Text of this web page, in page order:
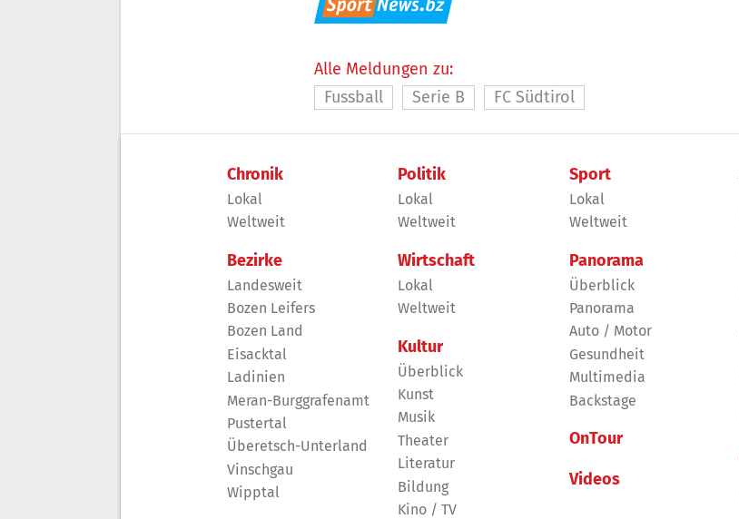
Alle Meldungen zu:
Fussball
Serie B FC Südtirol
Chronik
Lokal
Weltweit
Bezirke
Landesweit
Bozen Leifers
Bozen Land
Eisacktal
Ladinien
Meran-Burggrafenamt
Pustertal
Überetsch-Unterland
Vinschgau
Wipptal
Politik
Lokal
Weltweit
Wirtschaft
Lokal
Weltweit
Kultur
Überblick
Kunst
Musik
Theater
Literatur
Bildung
Kino / TV
Sport
Lokal
Weltweit
Panorama
Überblick
Panorama
Auto / Motor
Gesundheit
Multimedia
Backstage
OnTour
Videos